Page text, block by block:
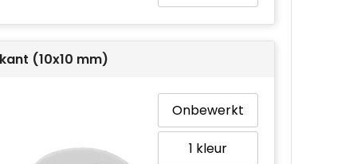
(10x10 mm)
Onbewerkt
1